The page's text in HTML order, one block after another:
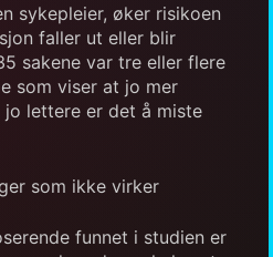
sykepleier, øker risikoen
faller ut eller blir
sakene var tre eller flere
som viser at jo mer
lettere er det å miste
som ikke virker
funnet i studien er